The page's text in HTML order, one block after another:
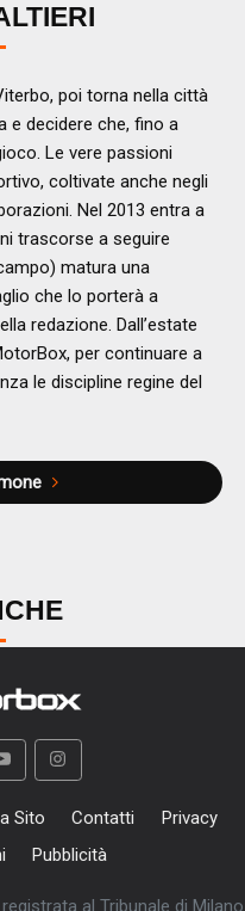
poi torna nella città
e decidere che, fino a
Le vere passioni
coltivate anche negli
Nel 2013 entra a
trascorse a seguire
matura una
che lo porterà a
redazione. Dall’estate
per continuare a
le discipline regine del
Sito Contatti
Privacy
Pubblicità
al Tribunale di Milano